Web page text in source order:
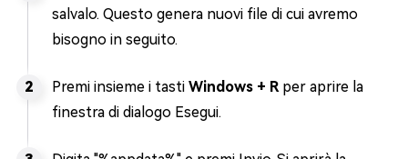
salvalo. Questo genera nuovi file di cui avremo
bisogno in seguito.
Premi insieme i tasti Windows + Rper aprire la
finestra di dialogo Esegui.